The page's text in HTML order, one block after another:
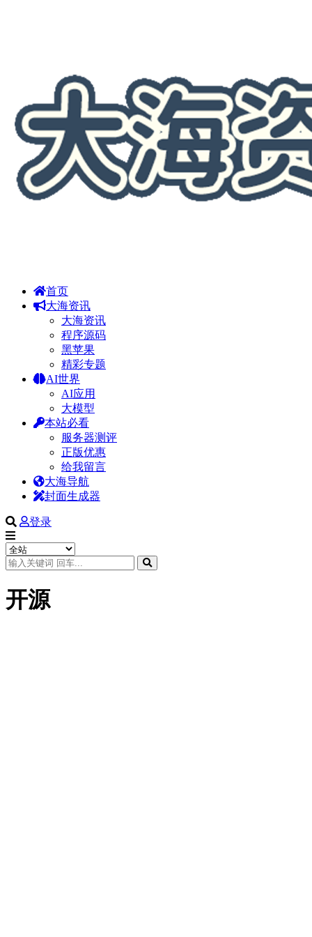
首页
大海资讯
大海资讯
程序源码
黑苹果
精彩专题
AI世界
AI应用
大模型
本站必看
服务器测评
正版优惠
给我留言
大海导航
封面生成器
登录
开源